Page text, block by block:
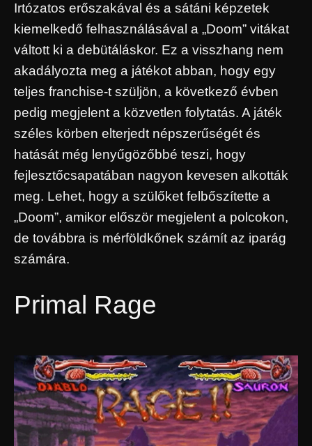
Irtózatos erőszakával és a sátáni képzetek
kiemelkedő felhasználásával a „Doom” vitákat
váltott ki a debütáláskor. Ez a visszhang nem
akadályozta meg a játékot abban, hogy egy
teljes franchise-t szüljön, a következő évben
pedig megjelent a közvetlen folytatás. A játék
széles körben elterjedt népszerűségét és
hatását még lenyűgözőbbé teszi, hogy
fejlesztőcsapatában nagyon kevesen alkották
meg. Lehet, hogy a szülőket felbőszítette a
„Doom”, amikor először megjelent a polcokon,
de továbbra is mérföldkőnek számít az iparág
számára.
Primal Rage